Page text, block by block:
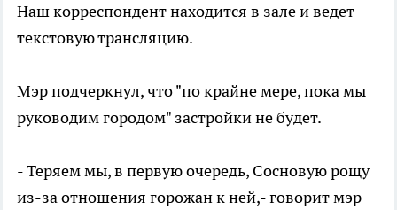
Наш корреспондент находится в зале и ведет
текстовую трансляцию.
Мэр подчеркнул, что "по крайне мере, пока мы
руководим городом" застройки не будет.
- Теряем мы, в первую очередь, Сосновую рощу
из-за отношения горожан к ней,- говорит мэр